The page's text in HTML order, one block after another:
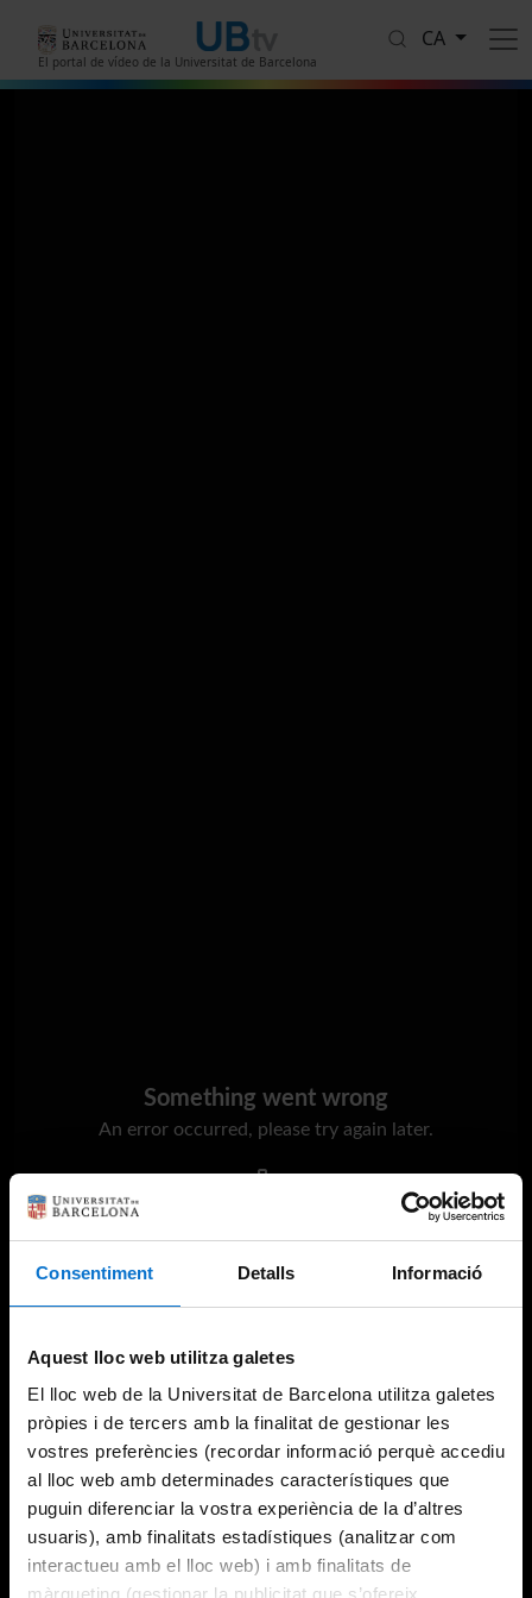
Consentiment Detalls Informació
Aquest lloc web utilitza galetes
El lloc web de la Universitat de Barcelona utilitza galetes
pròpies i de tercers amb la finalitat de gestionar les
vostres preferències (recordar informació perquè accediu
al lloc web amb determinades característiques que
puguin diferenciar la vostra experiència de la d’altres
usuaris), amb finalitats estadístiques (analitzar com
interactueu amb el lloc web) i amb finalitats de
màrqueting (gestionar la publicitat que s’ofereix
El portal de vídeo de la Universitat de Barcelona
CA
Something went wrong
An error occurred, please try again later.
Try again